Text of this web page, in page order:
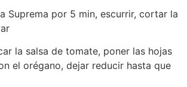
Suprema por 5 min, escurrir, cortar la
la salsa de tomate, poner las hojas
el orégano, dejar reducir hasta que